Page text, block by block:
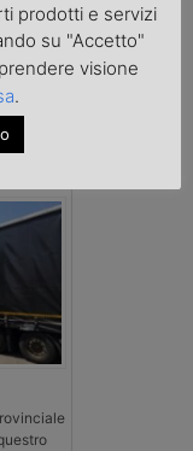
prodotti e servizi
su "Accetto"
visione
.